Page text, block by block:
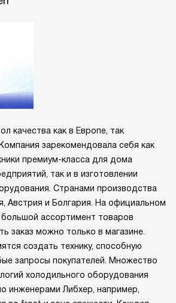
качества как в Европе, так
зарекомендовала себя как
премиум-класса для дома
так и в изготовлении
Странами производства
Австрия и Болгария. На официальном
ассортимент товаров
заказ можно только в магазине.
создать технику, способную
запросы покупателей. Множество
холодильного оборудования
инженерами Либхер, например,